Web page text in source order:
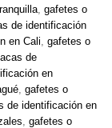
, gafetes o
de identificación
en Cali, gafetes o
de
en
, gafetes o
de identificación en
, gafetes o